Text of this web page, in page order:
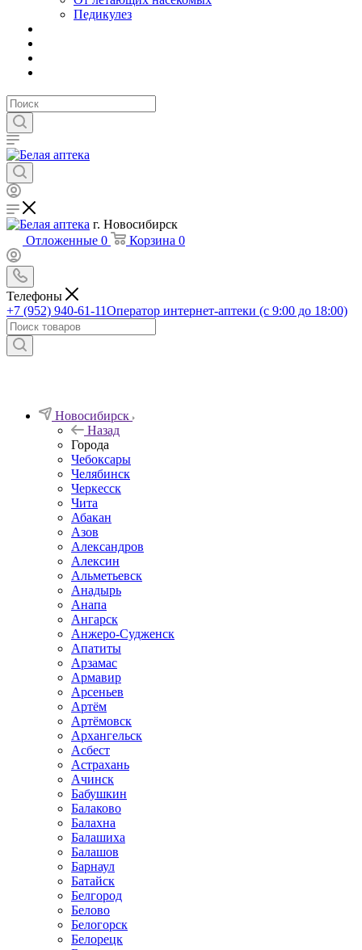
Педикулез
г. Новосибирск
Отложенные 0 Корзина 0
Телефоны
+7 (952) 940-61-11Оператор интернет-аптеки (с 9:00 до 18:00)
Новосибирск
Назад
Города
Чебоксары
Челябинск
Черкесск
Чита
Абакан
Азов
Александров
Алексин
Альметьевск
Анадырь
Анапа
Ангарск
Анжеро-Судженск
Апатиты
Арзамас
Армавир
Арсеньев
Артём
Артёмовск
Архангельск
Асбест
Астрахань
Ачинск
Бабушкин
Балаково
Балахна
Балашиха
Балашов
Барнаул
Батайск
Белгород
Белово
Белогорск
Белорецк